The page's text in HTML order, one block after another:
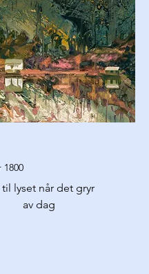
1800
til lyset når det gryr
av dag